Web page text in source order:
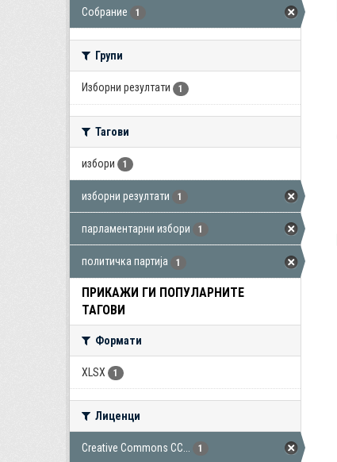
Собрание 1
Групи
Изборни резултати 1
Тагови
избори 1
изборни резултати 1
парламентарни избори 1
политичка партија 1
ПРИКАЖИ ГИ ПОПУЛАРНИТЕ
ТАГОВИ
Формати
XLSX 1
Лиценци
Creative Commons CC... 1